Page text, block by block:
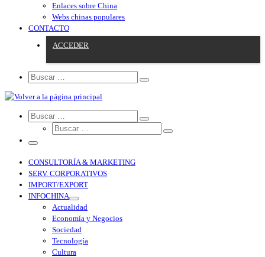
Enlaces sobre China
Webs chinas populares
CONTACTO
ACCEDER
Search
Search
CONSULTORÍA & MARKETING
SERV. CORPORATIVOS
IMPORT/EXPORT
INFOCHINA
Actualidad
Economía y Negocios
Sociedad
Tecnología
Cultura